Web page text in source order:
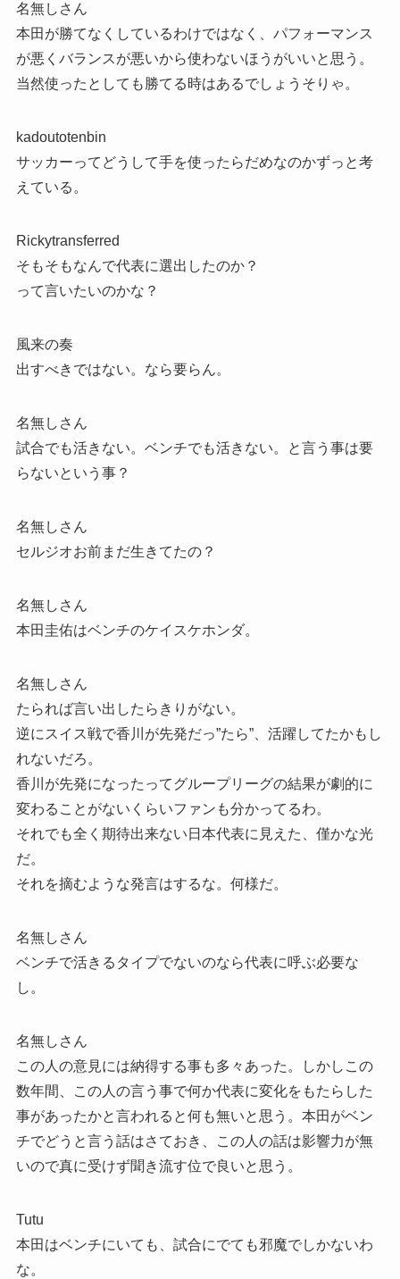
名無しさん
本田が勝てなくしているわけではなく、パフォーマンス
が悪くバランスが悪いから使わないほうがいいと思う。
当然使ったとしても勝てる時はあるでしょうそりゃ。
kadoutotenbin
サッカーってどうして手を使ったらだめなのかずっと考
えている。
Rickytransferred
そもそもなんで代表に選出したのか？
って言いたいのかな？
風来の奏
出すべきではない。なら要らん。
名無しさん
試合でも活きない。ベンチでも活きない。と言う事は要
らないという事？
名無しさん
セルジオお前まだ生きてたの？
名無しさん
本田圭佑はベンチのケイスケホンダ。
名無しさん
たられば言い出したらきりがない。
逆にスイス戦で香川が先発だっ”たら”、活躍してたかもし
れないだろ。
香川が先発になったってグループリーグの結果が劇的に
変わることがないくらいファンも分かってるわ。
それでも全く期待出来ない日本代表に見えた、僅かな光
だ。
それを摘むような発言はするな。何様だ。
名無しさん
ベンチで活きるタイプでないのなら代表に呼ぶ必要な
し。
名無しさん
この人の意見には納得する事も多々あった。しかしこの
数年間、この人の言う事で何か代表に変化をもたらした
事があったかと言われると何も無いと思う。本田がベン
チでどうと言う話はさておき、この人の話は影響力が無
いので真に受けず聞き流す位で良いと思う。
Tutu
本田はベンチにいても、試合にでても邪魔でしかないわ
な。